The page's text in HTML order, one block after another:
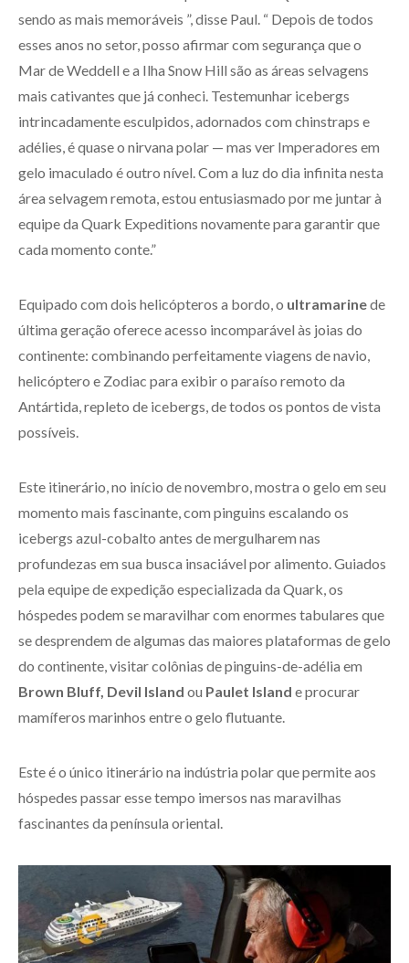
sendo as mais memoráveis ”, disse Paul. “ Depois de todos
esses anos no setor, posso afirmar com segurança que o
Mar de Weddell e a Ilha Snow Hill são as áreas selvagens
mais cativantes que já conheci. Testemunhar icebergs
intrincadamente esculpidos, adornados com chinstraps e
adélies, é quase o nirvana polar — mas ver Imperadores em
gelo imaculado é outro nível. Com a luz do dia infinita nesta
área selvagem remota, estou entusiasmado por me juntar à
equipe da Quark Expeditions novamente para garantir que
cada momento conte.”
Equipado com dois helicópteros a bordo, o ultramarinede
última geração oferece acesso incomparável às joias do
continente: combinando perfeitamente viagens de navio,
helicóptero e Zodiac para exibir o paraíso remoto da
Antártida, repleto de icebergs, de todos os pontos de vista
possíveis.
Este itinerário, no início de novembro, mostra o gelo em seu
momento mais fascinante, com pinguins escalando os
icebergs azul-cobalto antes de mergulharem nas
profundezas em sua busca insaciável por alimento. Guiados
pela equipe de expedição especializada da Quark, os
hóspedes podem se maravilhar com enormes tabulares que
se desprendem de algumas das maiores plataformas de gelo
do continente, visitar colônias de pinguins-de-adélia em
Brown Bluff, Devil Island ou Paulet Island e procurar
mamíferos marinhos entre o gelo flutuante.
Este é o único itinerário na indústria polar que permite aos
hóspedes passar esse tempo imersos nas maravilhas
fascinantes da península oriental.